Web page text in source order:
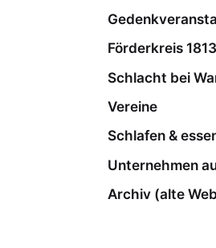
Förderkreis 1813
Schlacht bei
Vereine
Schlafen &
Unternehmen
Archiv (alte